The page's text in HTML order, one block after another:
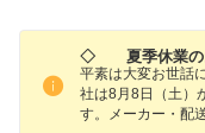
◇ 夏季休業
平素は大変お世話
社は8月8日（土）
す。メーカー・配